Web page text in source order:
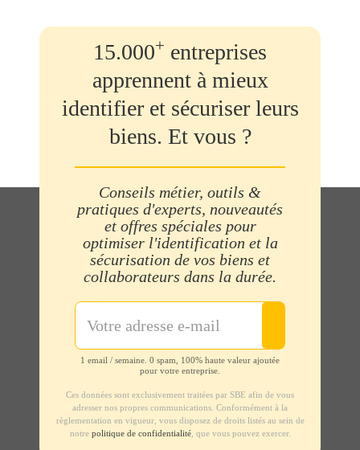
15.000+ entreprises
apprennent à mieux
identifier et sécuriser leurs
biens. Et vous ?
Conseils métier, outils &
pratiques d'experts, nouveautés
et offres spéciales pour
optimiser l'identification et la
sécurisation de vos biens et
collaborateurs dans la durée.
1 email / semaine. 0 spam, 100% haute valeur ajoutée
pour votre entreprise.
Ces données sont exclusivement traitées par SBE afin de vous
adresser nos propres communications. Conformément à la
règlementation en vigueur, vous disposez de droits listés au sein de
notre politique de confidentialité, que vous pouvez exercer.